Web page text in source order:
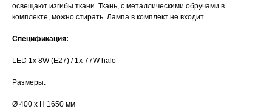
освещают изгибы ткани. Ткань, с металлическими обручами в
комплекте, можно стирать. Лампа в комплект не входит.
Спецификация:
LED 1x 8W (E27) / 1x 77W halo
Размеры:
Ø 400 x H 1650 мм